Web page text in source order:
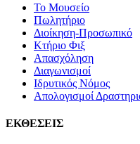
Το Μουσείο
Πωλητήριο
Διοίκηση-Προσωπικό
Κτήριο Φιξ
Απασχόληση
Διαγωνισμοί
Ιδρυτικός Νόμος
Απολογισμοί
ΕΚΘΕΣΕΙΣ